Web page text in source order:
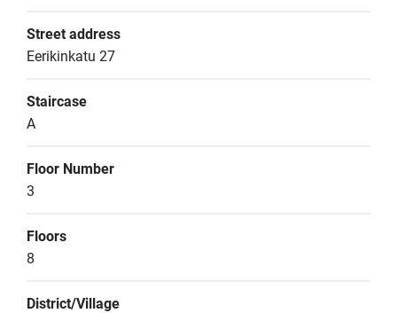
Street address
Eerikinkatu 27
Staircase
A
Floor Number
3
Floors
8
District/Village